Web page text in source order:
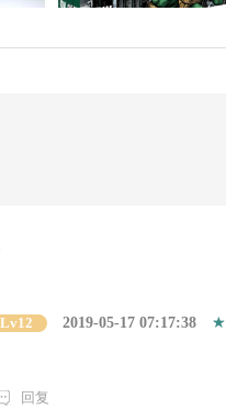
Lv12
2019-05-17 07:17:38
回复